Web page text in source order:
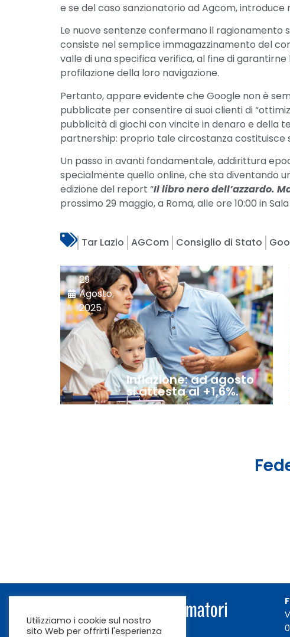
e se del caso sanzionatorio ad Agcom,
Le nuove sentenze confermano il
consiste nel semplice immagazzinamento del
valle di una specifica verifica, al fine di
profilazione della loro navigazione.
Pertanto, appare evidente che Google non è
pubblicate per consentire ai suoi clienti di
pubblicità di giochi con vincite in denaro e della
partnership: proprio tale circostanza costituisce
Un passo in avanti fondamentale, addirittura
specialmente quello online, che sta diventando
edizione del report “Il libro nero dell’azzardo.
prossimo 29 maggio, a Roma, alle ore 10:00 in
Tar Lazio AGCom Consiglio di Stato
29
Agosto,
2025
Inflazione: ad agosto
si attesta al +1,6%.
Utilizziamo i cookie sul nostro
sito Web per offrirti l'esperienza